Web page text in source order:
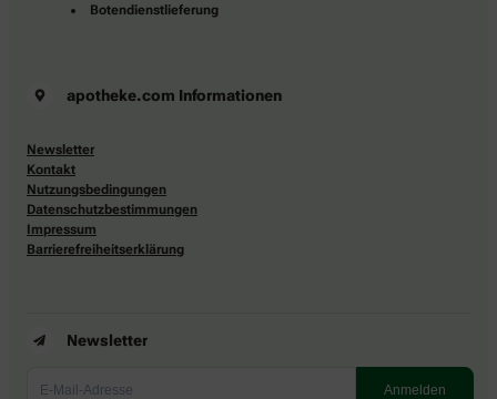
Botendienstlieferung
apotheke.com Informationen
Newsletter
Kontakt
Nutzungsbedingungen
Datenschutzbestimmungen
Impressum
Barrierefreiheitserklärung
Newsletter